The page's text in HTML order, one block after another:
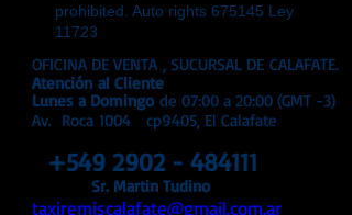
prohibited. Auto rights 675145 Ley
11723
OFICINA DE VENTA , SUCURSAL DE CALAFATE.
Atención al Cliente
Lunes a Domingo de 07:00 a 20:00 (GMT -3)
Av. Roca 1004 cp9405, El Calafate
+549 2902 - 484111
Sr. Martin Tudino
taxiremiscalafate@gmail.com.ar